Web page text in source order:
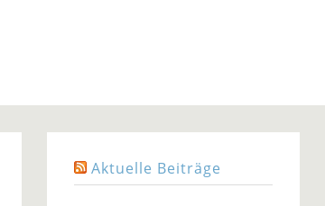
Aktuelle Beiträge